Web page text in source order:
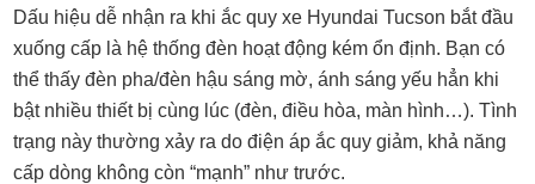
Dấu hiệu dễ nhận ra khi ắc quy xe Hyundai Tucson bắt đầu
xuống cấp là hệ thống đèn hoạt động kém ổn định. Bạn có
thể thấy đèn pha/đèn hậu sáng mờ, ánh sáng yếu hẳn khi
bật nhiều thiết bị cùng lúc (đèn, điều hòa, màn hình…). Tình
trạng này thường xảy ra do điện áp ắc quy giảm, khả năng
cấp dòng không còn “mạnh” như trước.